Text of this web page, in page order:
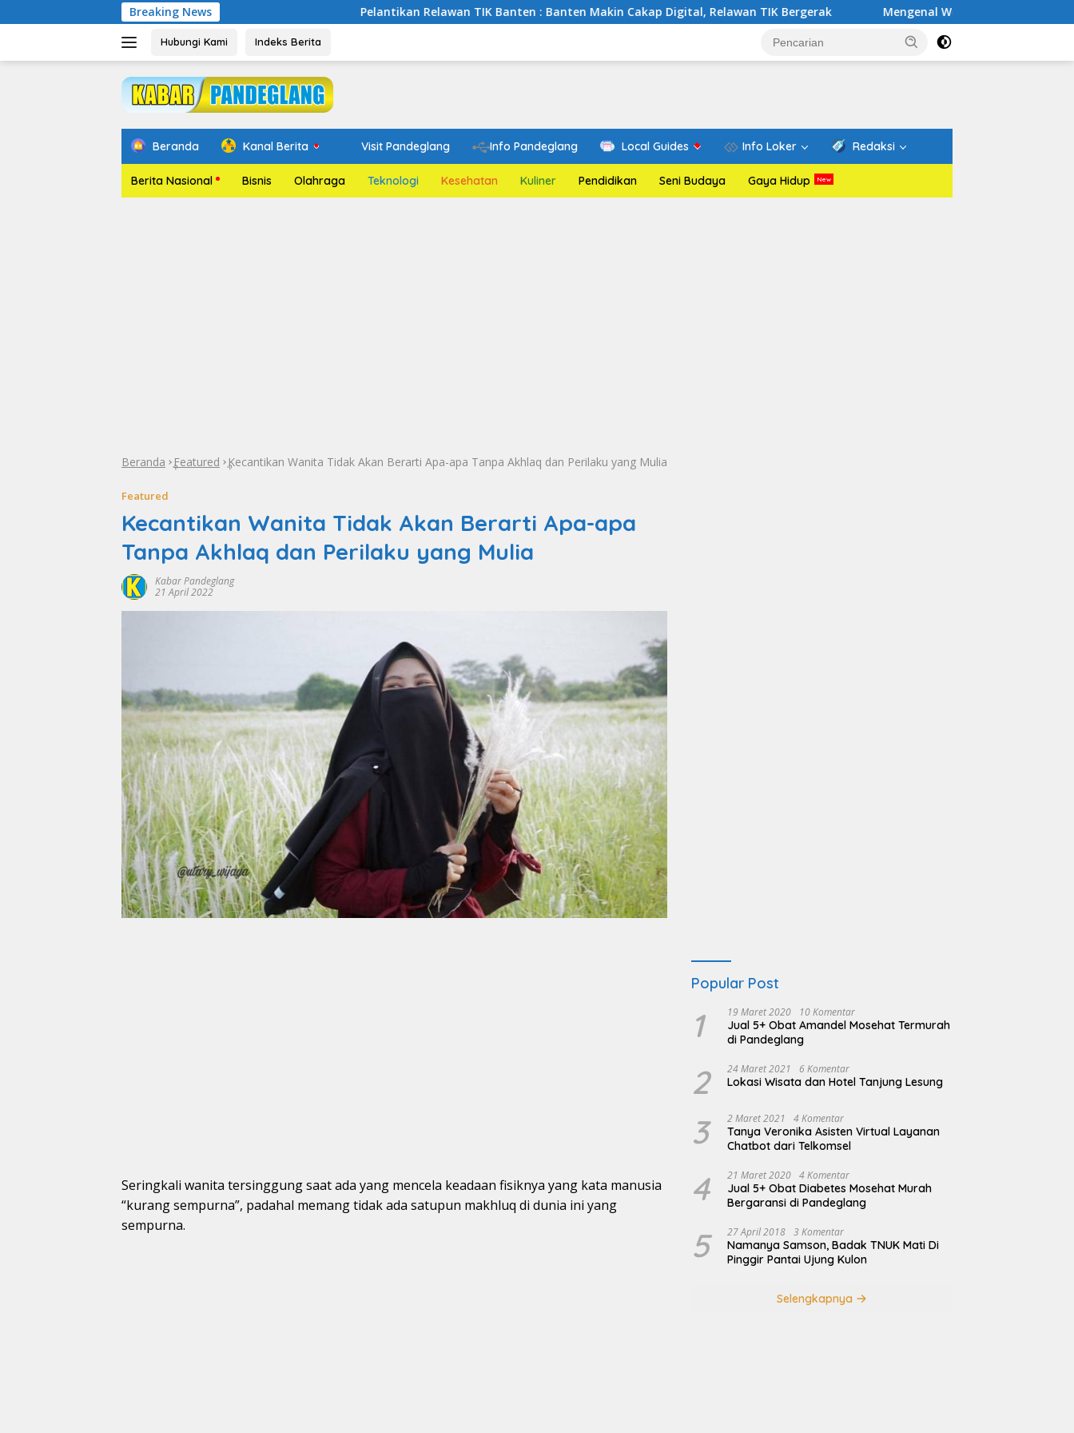
ke
Breaking News Pelantikan Relawan TIK Banten : Banten Makin Cakap Digital, Relawan TIK Bergerak Mengenal Website Resmi PAFI: Wadah Informasi
Hubungi Kami Indeks Berita
Beranda Kanal Berita Visit Pandeglang Info Pandeglang Local Guides Info Loker Redaksi
Berita Nasional Bisnis Olahraga Teknologi Kesehatan Kuliner Pendidikan Seni Budaya Gaya Hidup
Beranda »Featured »Kecantikan Wanita Tidak Akan Berarti Apa-apa Tanpa Akhlaq dan Perilaku yang Mulia
Featured
Kecantikan Wanita Tidak Akan Berarti Apa-apa
Tanpa Akhlaq dan Perilaku yang Mulia
Kabar Pandeglang
21 April 2022
Seringkali wanita tersinggung saat ada yang mencela keadaan fisiknya yang kata manusia
“kurang sempurna”, padahal memang tidak ada satupun makhluq di dunia ini yang
sempurna.
Popular Post
1 19 Maret 2020 10 Komentar
Jual 5+ Obat Amandel Mosehat Termurah
di Pandeglang
2 24 Maret 2021 6 Komentar
Lokasi Wisata dan Hotel Tanjung Lesung
3 2 Maret 2021 4 Komentar
Tanya Veronika Asisten Virtual Layanan
Chatbot dari Telkomsel
4 21 Maret 2020 4 Komentar
Jual 5+ Obat Diabetes Mosehat Murah
Bergaransi di Pandeglang
5 27 April 2018 3 Komentar
Namanya Samson, Badak TNUK Mati Di
Pinggir Pantai Ujung Kulon
Selengkapnya